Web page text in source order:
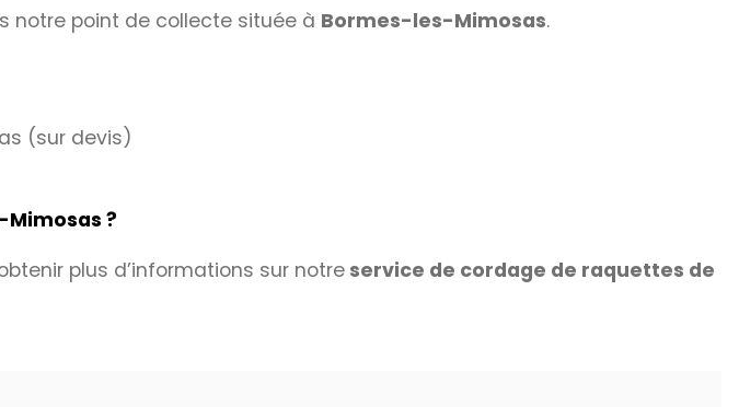
notre point de collecte située à Bormes-les-Mimosas.
(sur devis)
?
plus d’informations sur notre service de cordage de raquettes de